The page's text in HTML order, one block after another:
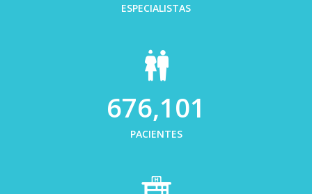
ESPECIALISTAS
682,000
PACIENTES